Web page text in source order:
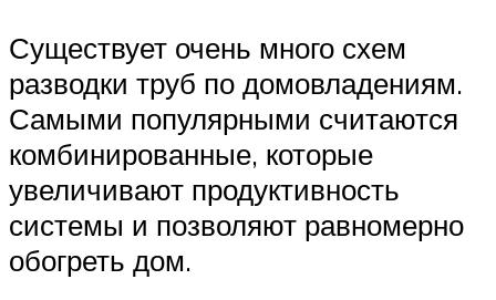
Существует очень много схем
разводки труб по домовладениям.
Самыми популярными считаются
комбинированные, которые
увеличивают продуктивность
системы и позволяют равномерно
обогреть дом.